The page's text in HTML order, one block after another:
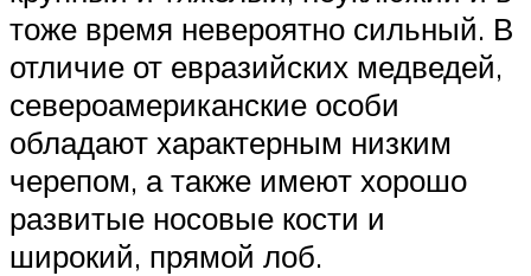
тоже время невероятно сильный. В
отличие от евразийских медведей,
североамериканские особи
обладают характерным низким
черепом, а также имеют хорошо
развитые носовые кости и
широкий, прямой лоб.